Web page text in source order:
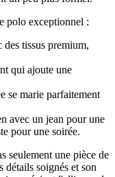
polo exceptionnel :
des tissus premium,
qui ajoute une
se marie parfaitement
avec un jean pour une
pour une soirée.
seulement une pièce de
détails soignés et son